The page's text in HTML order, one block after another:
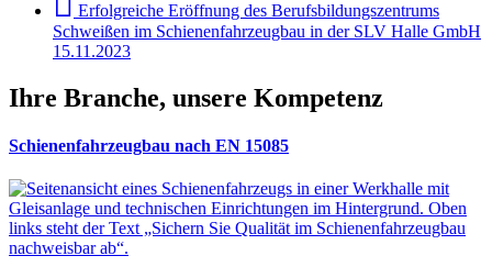
Erfolgreiche Eröffnung des Berufsbildungszentrums
Schweißen im Schienenfahrzeugbau in der SLV Halle GmbH
15.11.2023
Ihre Branche, unsere Kompetenz
Schienenfahrzeugbau nach EN 15085